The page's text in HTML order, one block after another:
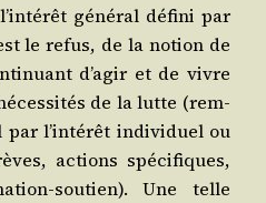
géné­ral défi­ni par
le refus, de la notion de
d’agir et de vivre
de la lutte (rem­
par l’intérêt indi­vi­duel ou
actions spé­ci­fiques,
Une telle